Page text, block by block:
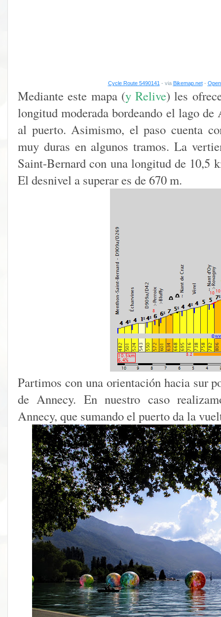
Cycle Route 5490141 - via Bikemap.net-
Mediante este mapa (y Relive) les
longitud moderada bordeando el lago
al puerto. Asimismo, el paso cuenta
muy duras en algunos tramos. La
Saint-Bernard con una longitud de 10,5
El desnivel a superar es de 670 m.
Partimos con una orientación hacia sur
de Annecy. En nuestro caso
Annecy, que sumando el puerto da la